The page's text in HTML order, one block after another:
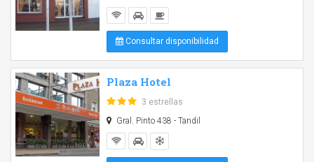
Consultar disponibilidad
Plaza Hotel
3 estrellas
Gral. Pinto 438 - Tandil